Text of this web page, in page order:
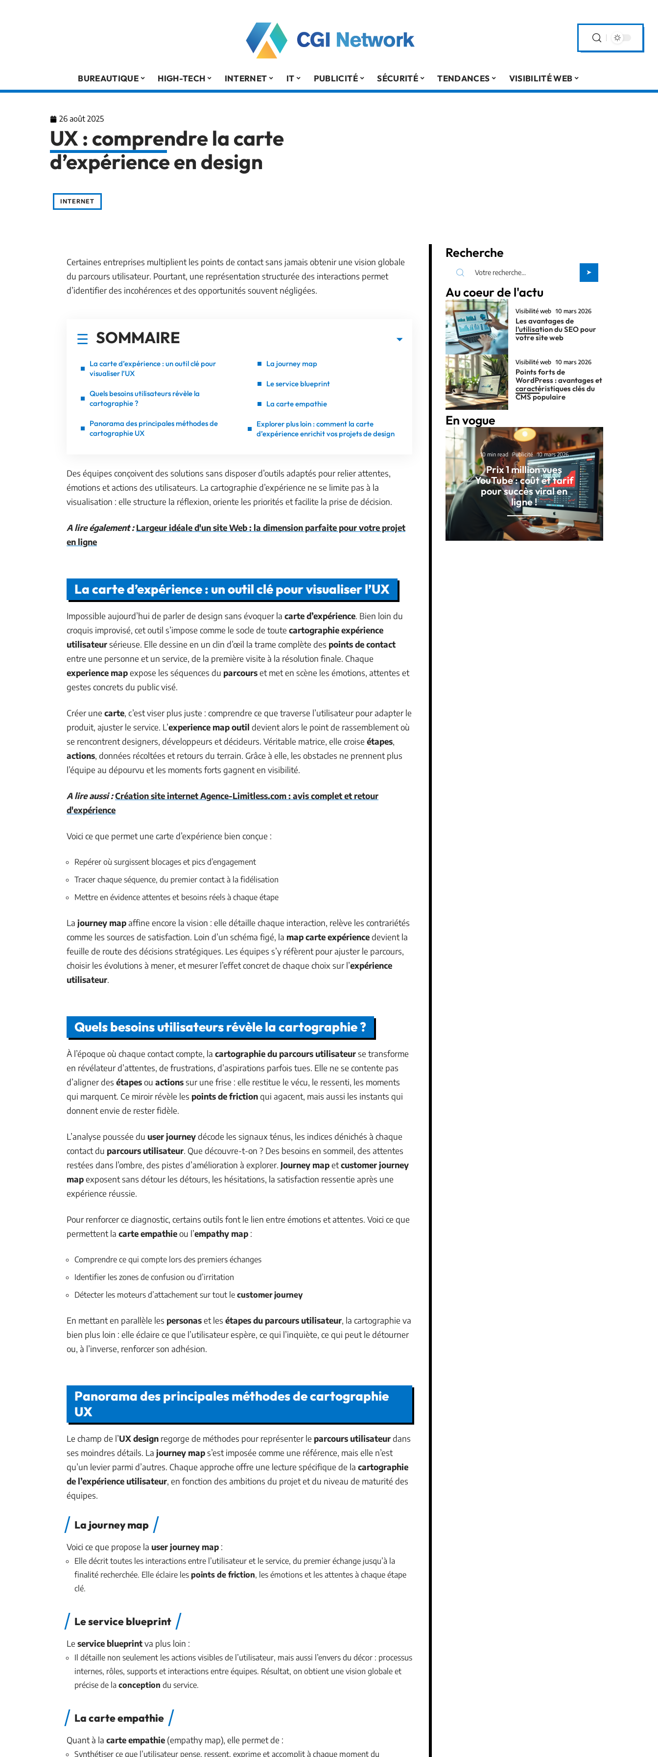
BUREAUTIQUE HIGH-TECH INTERNET IT PUBLICITÉ SÉCURITÉ TENDANCES VISIBILITÉ WEB
26 août 2025
UX : comprendre la carte
d’expérience en design
INTERNET
Certaines entreprises multiplient les points de contact sans jamais obtenir une vision globale
du parcours utilisateur. Pourtant, une représentation structurée des interactions permet
d’identifier des incohérences et des opportunités souvent négligées.
SOMMAIRE
La carte d’expérience : un outil clé pour
visualiser l’UX
Quels besoins utilisateurs révèle la
cartographie ?
Panorama des principales méthodes de
cartographie UX
La journey map
Le service blueprint
La carte empathie
Explorer plus loin : comment la carte
d’expérience enrichit vos projets de design
Des équipes conçoivent des solutions sans disposer d’outils adaptés pour relier attentes,
émotions et actions des utilisateurs. La cartographie d’expérience ne se limite pas à la
visualisation : elle structure la réflexion, oriente les priorités et facilite la prise de décision.
A lire également : Largeur idéale d'un site Web : la dimension parfaite pour votre projet
en ligne
La carte d’expérience : un outil clé pour visualiser l’UX
Impossible aujourd’hui de parler de design sans évoquer la carte d’expérience. Bien loin du
croquis improvisé, cet outil s’impose comme le socle de toute cartographie expérience
utilisateursérieuse. Elle dessine en un clin d’œil la trame complète des points de contact
entre une personne et un service, de la première visite à la résolution finale. Chaque
experience mapexpose les séquences du parcourset met en scène les émotions, attentes et
gestes concrets du public visé.
Créer une carte, c’est viser plus juste : comprendre ce que traverse l’utilisateur pour adapter le
produit, ajuster le service. L’experience map outil devient alors le point de rassemblement où
se rencontrent designers, développeurs et décideurs. Véritable matrice, elle croise étapes,
actions, données récoltées et retours du terrain. Grâce à elle, les obstacles ne prennent plus
l’équipe au dépourvu et les moments forts gagnent en visibilité.
A lire aussi :Création site internet Agence-Limitless.com : avis complet et retour
d'expérience
Voici ce que permet une carte d’expérience bien conçue :
Repérer où surgissent blocages et pics d’engagement
Tracer chaque séquence, du premier contact à la fidélisation
Mettre en évidence attentes et besoins réels à chaque étape
La journey mapaffine encore la vision : elle détaille chaque interaction, relève les contrariétés
comme les sources de satisfaction. Loin d’un schéma figé, la map carte expériencedevient la
feuille de route des décisions stratégiques. Les équipes s’y réfèrent pour ajuster le parcours,
choisir les évolutions à mener, et mesurer l’effet concret de chaque choix sur l’expérience
utilisateur.
Quels besoins utilisateurs révèle la cartographie ?
À l’époque où chaque contact compte, la cartographie du parcours utilisateurse transforme
en révélateur d’attentes, de frustrations, d’aspirations parfois tues. Elle ne se contente pas
d’aligner des étapesou actionssur une frise : elle restitue le vécu, le ressenti, les moments
qui marquent. Ce miroir révèle les points de frictionqui agacent, mais aussi les instants qui
donnent envie de rester fidèle.
L’analyse poussée du user journeydécode les signaux ténus, les indices dénichés à chaque
contact du parcours utilisateur. Que découvre-t-on ? Des besoins en sommeil, des attentes
restées dans l’ombre, des pistes d’amélioration à explorer. Journey mapetcustomer journey
mapexposent sans détour les détours, les hésitations, la satisfaction ressentie après une
expérience réussie.
Pour renforcer ce diagnostic, certains outils font le lien entre émotions et attentes. Voici ce que
permettent la carte empathieou l’empathy map :
Comprendre ce qui compte lors des premiers échanges
Identifier les zones de confusion ou d’irritation
Détecter les moteurs d’attachement sur tout le customer journey
En mettant en parallèle les personaset les étapes du parcours utilisateur, la cartographie va
bien plus loin : elle éclaire ce que l’utilisateur espère, ce qui l’inquiète, ce qui peut le détourner
ou, à l’inverse, renforcer son adhésion.
Panorama des principales méthodes de cartographie
UX
Le champ de l’UX design regorge de méthodes pour représenter le parcours utilisateurdans
ses moindres détails. La journey maps’est imposée comme une référence, mais elle n’est
qu’un levier parmi d’autres. Chaque approche offre une lecture spécifique de la cartographie
de l’expérience utilisateur, en fonction des ambitions du projet et du niveau de maturité des
équipes.
La journey map
Voici ce que propose la user journey map :
Elle décrit toutes les interactions entre l’utilisateur et le service, du premier échange jusqu’à la
finalité recherchée. Elle éclaire les points de friction, les émotions et les attentes à chaque étape
clé.
Le service blueprint
Le service blueprintva plus loin :
Il détaille non seulement les actions visibles de l’utilisateur, mais aussi l’envers du décor : processus
internes, rôles, supports et interactions entre équipes. Résultat, on obtient une vision globale et
précise de la conception du service.
La carte empathie
Quant à la carte empathie (empathy map), elle permet de :
Synthétiser ce que l’utilisateur pense, ressent, exprime et accomplit à chaque moment du
Recherche
Au coeur de l'actu
Visibilité web 10 mars 2026
Les avantages de
l’utilisation du SEO pour
votre site web
Visibilité web 10 mars 2026
Points forts de
WordPress : avantages et
caractéristiques clés du
CMS populaire
En vogue
10 min read Publicité 10 mars 2026
Prix 1 million vues
YouTube : coût et tarif
pour succès viral en
ligne !